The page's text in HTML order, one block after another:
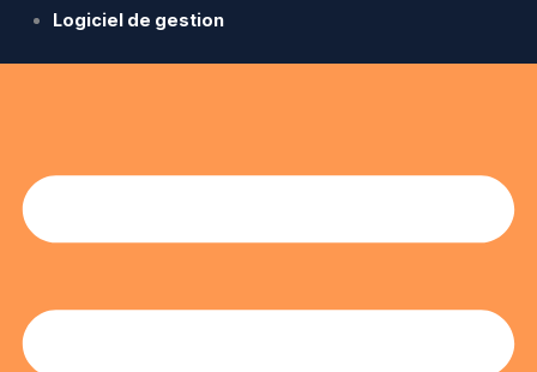
Logiciel de gestion